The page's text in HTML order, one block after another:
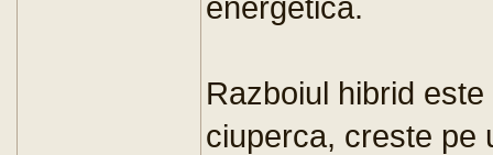
Razboiul hibrid
ciuperca, creste pe